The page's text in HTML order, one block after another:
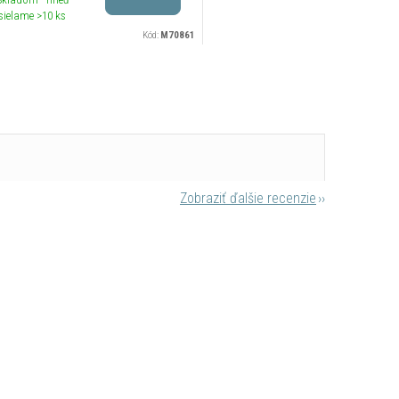
>10 ks
Kód: M70861
Zobraziť ďalšie recenzie